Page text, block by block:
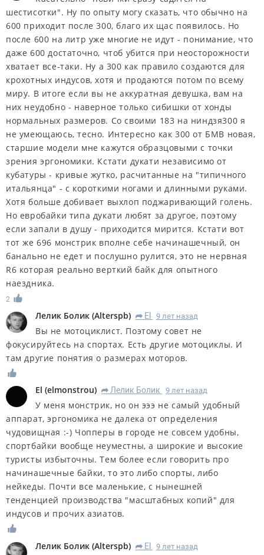
шестисотки". Ну по опыту могу сказать, что обычно на
600 приходит после 300, благо их щас появилось. Но
после 600 на литр уже многие не идут - понимание, что
даже 600 достаточно, чтоб убится при неосторожности
хватает все-таки. Ну а 300 как правило создаются для
крохотных индусов, хотя и продаются потом по всему
миру. В итоге если вы не аккуратная девушка, вам на
них неудобно - наверное только сибишки от хонды
нормальных размеров. Со своими 183 на ниндзя300 я
не умеющаюсь, тесно. Интересно как 300 от БМВ новая,
старшие модели мне кажутся образцовыми с точки
зрения эргономики. Кстати дукати независимо от
кубатуры - кривые жутко, расчитанные на "типичного
итальянца" - с короткими ногами и длинными руками.
Хотя больше добивает выхлоп поджаривающий голень.
Но евробайки типа дукати любят за другое, поэтому
если запали в душу - приходится мирится. Кстати вот
тот же 696 монстрик вполне себе начинашечный, он
банально не едет и послушно рулится, это не нервная
R6 которая реально верткий байк для опытного
наездника.
2
Лелик Болик (Alterspb) R El 9 лет назад
Вы не мотоциклист. Поэтому совет не
фокусируйтесь на спортах. Есть другие мотоциклы. И
там другие понятия о размерах моторов.
El (elmonstrou) R Лелик Болик 9 лет назад
У меня монстрик, но он эээ не самый удобный
аппарат, эргономика не далека от определения
чудовищная :-) Чопперы в городе не совсем удобны,
спортбайки вообще неуместны, а широкие и высокие
туристы избыточны. Тем более если говорить про
начинашечные байки, то это либо спорты, либо
нейкеды. Почти все маленькие, с нынешней
тенденцией производства "масштабных копий" для
индусов и прочих азиатов.
Лелик Болик (Alterspb) R El 9 лет назад